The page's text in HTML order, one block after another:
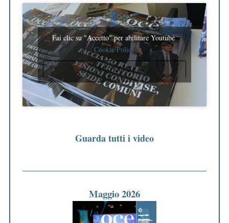
Fai clic su "Accetto" per abilitare Youtube
Cookie Policy
ACCETTO
Guarda tutti i video
Maggio 2026